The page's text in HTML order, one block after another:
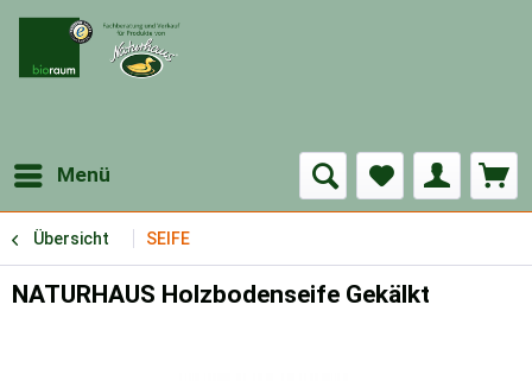
Menü
Übersicht SEIFE
NATURHAUS Holzbodenseife Gekälkt